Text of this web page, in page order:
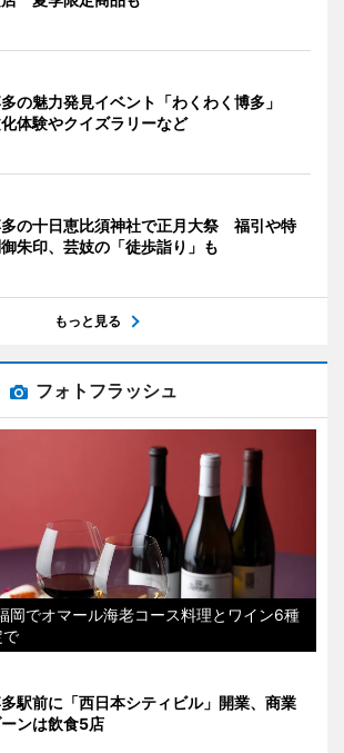
の魅力発見イベント「わくわく博多」
体験やクイズラリーなど
の十日恵比須神社で正月大祭 福引や特
朱印、芸妓の「徒歩詣り」も
もっと見る
フォトフラッシュ
岡でオマール海老コース料理とワイン6種
で
駅前に「西日本シティビル」開業、商業
ンは飲食5店